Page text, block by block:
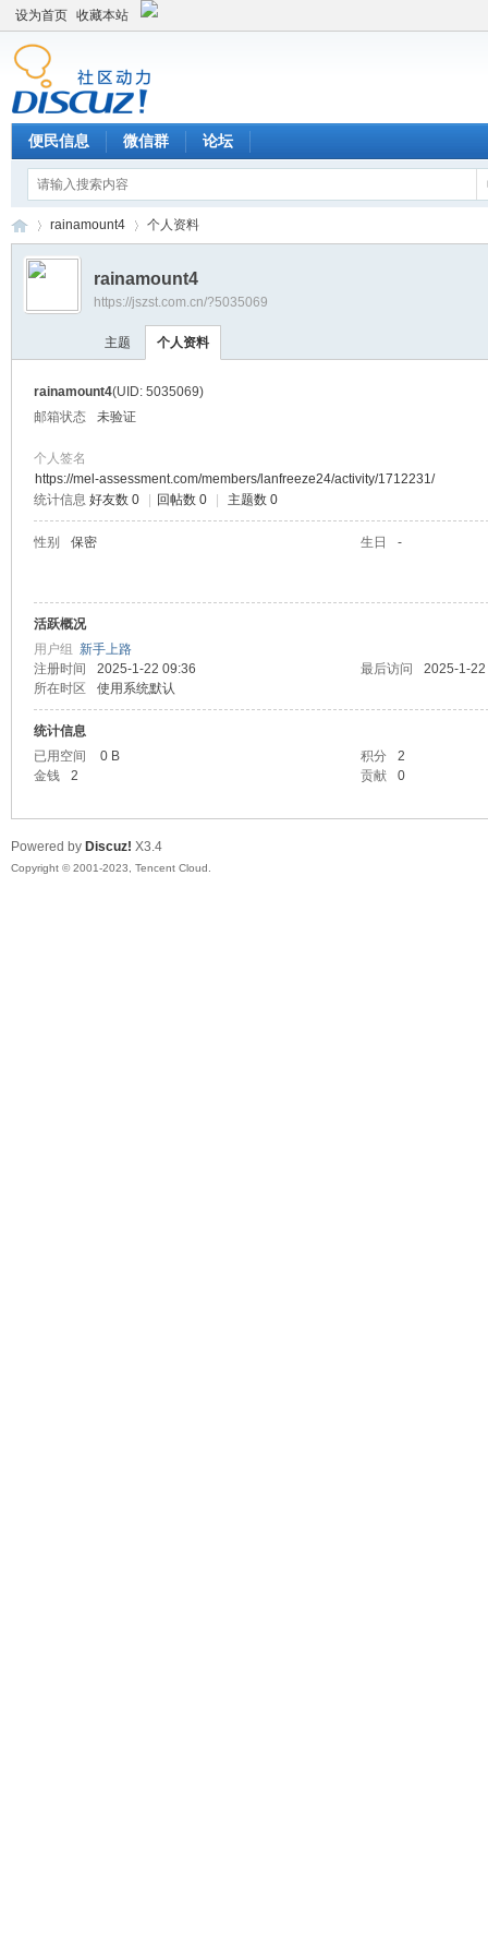
设为首页 收藏本站
便民信息 微信群 论坛
›
rainamount4 个人资料
rainamount4
https://jszst.com.cn/?5035069
主题 个人资料
rainamount4(UID: 5035069)
邮箱状态
未验证
个人签名
https://mel-assessment.com/members/lanfreeze24/activity/1712231/
统计信息 好友数 0 回帖数 0 主题数 0
性别 保密 生日 -
活跃概况
用户组 新手上路
注册时间
2025-1-22 09:36 最后访问
2025-1-
所在时区
使用系统默认
统计信息
已用空间
0 B 积分
2
金钱
2 贡献 0
Powered by Discuz! X3.4
Copyright © 2001-2023, Tencent Cloud.